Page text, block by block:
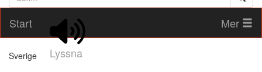
Start
Lyssna
Mer
Sverige